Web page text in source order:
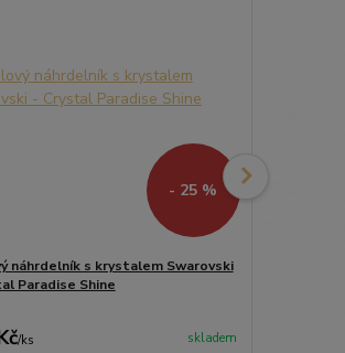
- 25 %
náhrdelník s krystalem Swarovski
Paradise Shine
/ks skladem